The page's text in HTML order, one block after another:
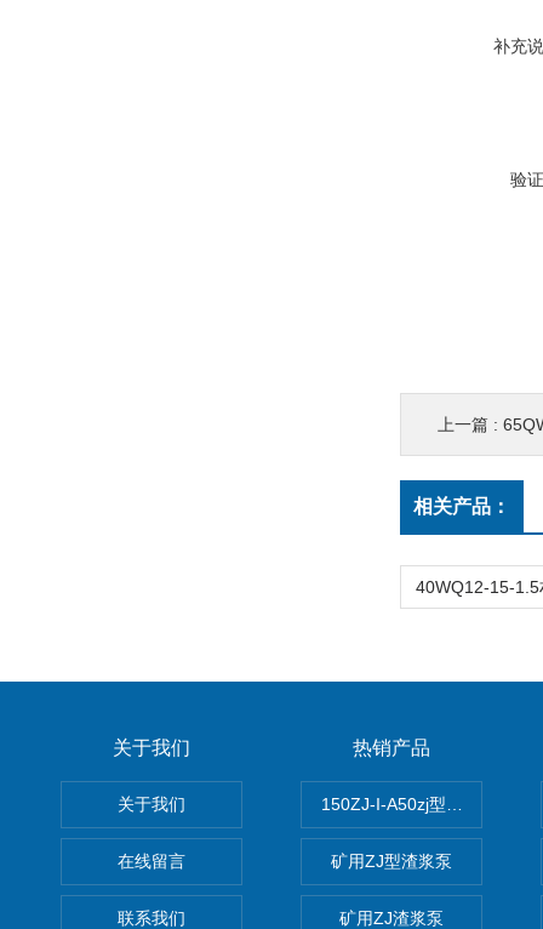
补充
验
上一篇 :
相关产品：
关于我们
关于我们
在线留言
联系我们
热销产品
150ZJ-I-A50zj型渣浆泵
矿用ZJ型渣浆泵
矿用ZJ渣浆泵